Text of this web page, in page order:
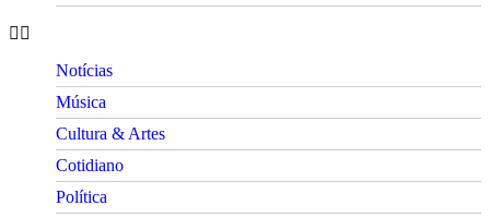
Notícias
Música
Cultura & Artes
Cotidiano
Política